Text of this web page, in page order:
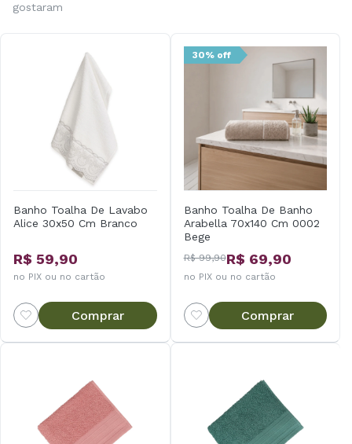
gostaram
Banho Toalha De Lavabo
Alice 30x50 Cm Branco
R$ 59,90
no PIX ou no cartão
Comprar
30% off
Banho Toalha De Banho
Arabella 70x140 Cm 0002
Bege
R$ 99,90R$ 69,90
no PIX ou no cartão
Comprar